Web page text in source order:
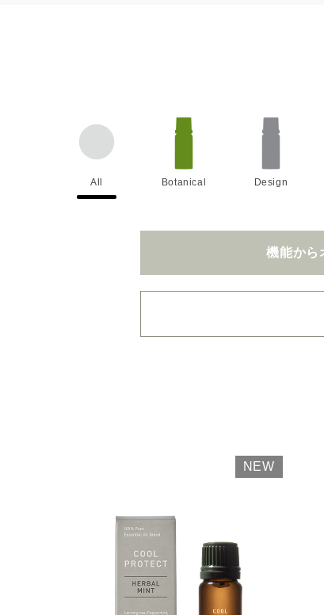
All Botanical Design
機能から
用途・機能・種
オイル10ml
※
おもてなし
種類で絞り込む ※
NEW